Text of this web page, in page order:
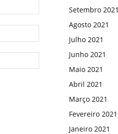
Setembro 2021
Agosto 2021
Julho 2021
Junho 2021
Maio 2021
Abril 2021
Março 2021
Fevereiro 2021
Janeiro 2021